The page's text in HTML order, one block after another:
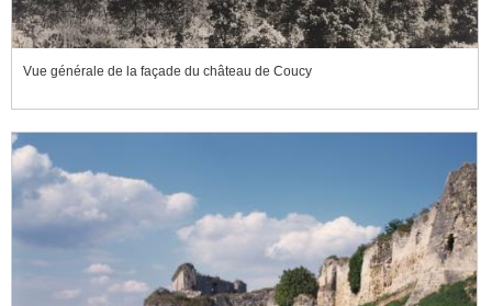
Vue générale de la façade du château de Coucy